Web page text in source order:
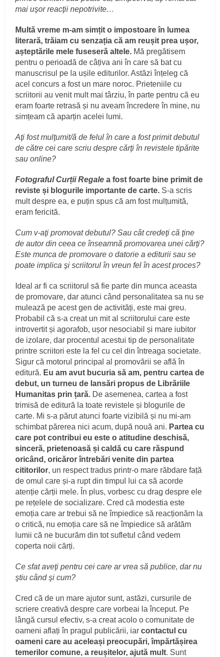
mai uşor reacţii nepotrivite…
Multă vreme m-am simțit o impostoare în lumea
literară, trăiam cu senzația că am reușit prea ușor,
așteptările mele fuseseră altele. Mă pregătisem
pentru o perioadă de câțiva ani în care să bat cu
manuscrisul pe la ușile editurilor. Astăzi înțeleg că
acel concurs a fost un mare noroc. Prieteniile cu
scriitorii au venit mult mai târziu, în parte pentru că eu
eram foarte retrasă și nu aveam încredere în mine, nu
simțeam că aparțin acelei lumi.
Aţi fost mulţumit/ă de felul în care a fost primit debutul
de către cei care scriu despre cărţi în revistele tipărite
sau online?
Fotograful Curții Regale a fost foarte bine primit de
reviste și blogurile importante de carte. S-a scris
mult despre ea, e puțin spus că am fost mulțumită,
eram fericită.
Cum v-aţi promovat debutul? Sau cât credeţi că ţine
de autor din ceea ce înseamnă promovarea unei cărţi?
Este munca de promovare o datorie a editurii sau se
poate implica şi scriitorul în vreun fel în acest proces?
Ideal ar fi ca scriitorul să fie parte din munca aceasta
de promovare, dar atunci când personalitatea sa nu se
mulează pe acest gen de activități, este mai greu.
Probabil că s-a creat un mit al scriitorului care este
introvertit și agorafob, ușor nesociabil și mare iubitor
de izolare, dar procentul acestui tip de personalitate
printre scriitori este la fel cu cel din întreaga societate.
Sigur că motorul principal al promovării se află în
editură. Eu am avut bucuria să am, pentru cartea de
debut, un turneu de lansări propus de Librăriile
Humanitas prin țară. De asemenea, cartea a fost
trimisă de editură la toate revistele și blogurile de
carte. Mi s-a părut atunci foarte vizibilă și nu mi-am
schimbat părerea nici acum, după nouă ani. Partea cu
care pot contribui eu este o atitudine deschisă,
sinceră, prietenoasă și caldă cu care răspund
oricând, oricăror întrebări venite din partea
cititorilor, un respect tradus printr-o mare răbdare față
de omul care și-a rupt din timpul lui ca să acorde
atenție cărții mele. În plus, vorbesc cu drag despre ele
pe rețelele de socializare. Cred că modestia este
emoția care ar trebui să ne împiedice să reacționăm la
o critică, nu emoția care să ne împiedice să arătăm
lumii că ne bucurăm din tot sufletul când vedem
coperta noii cărți.
Ce sfat aveţi pentru cei care ar vrea să publice, dar nu
ştiu când şi cum?
Cred că de un mare ajutor sunt, astăzi, cursurile de
scriere creativă despre care vorbeai la început. Pe
lângă cursul efectiv, s-a creat acolo o comunitate de
oameni aflați în pragul publicării, iarcontactul cu
oameni care au aceleași preocupări, împărtășirea
temerilor comune, a reușitelor, ajută mult. Sunt